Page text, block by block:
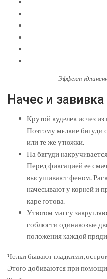
Эффект
Начес и завивка
Крутой куделек исчез
Поэтому мелкие бигуди
или те же утюжки.
На бигуди
Перед фиксацией ее
высушивают феном.
начесывают у корней и
каре готова.
Утюгом массу
соблюсти одинаковые
положения каждой
Челки бывают гладкими,
Этого добиваются при помощи